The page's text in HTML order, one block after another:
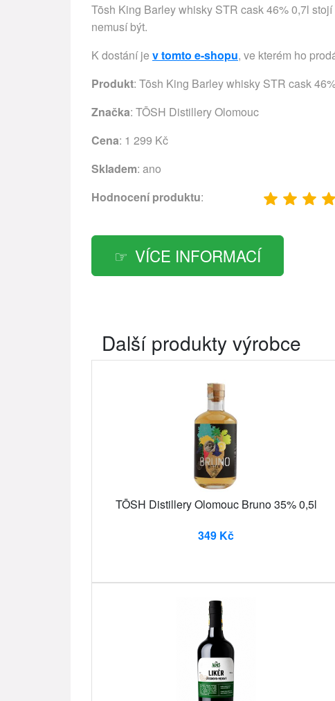
Tōsh King Barley whisky STR cask 46% 0,7l
nemusí být.
K dostání je v tomto e-shopu, ve kterém ho
Produkt: Tōsh King Barley whisky STR cask
Značka: TŌSH Distillery Olomouc
Cena: 1 299 Kč
Skladem: ano
Hodnocení produktu:
VÍCE INFORMACÍ
Další produkty výrobce
TŌSH Distillery Olomouc Bruno 35% 0,5l
349 Kč